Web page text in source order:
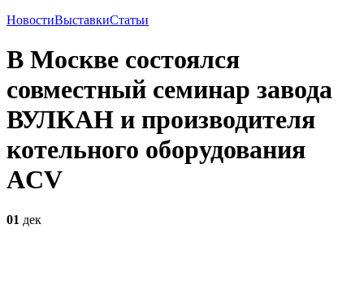
НовостиВыставкиСтатьи
В Москве состоялся
совместный семинар завода
ВУЛКАН и производителя
котельного оборудования
ACV
01 дек